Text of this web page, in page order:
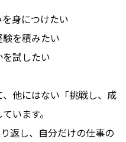
身につけたい
を積みたい
試したい
他にはない「挑戦し、成
います。
返し、自分だけの仕事の